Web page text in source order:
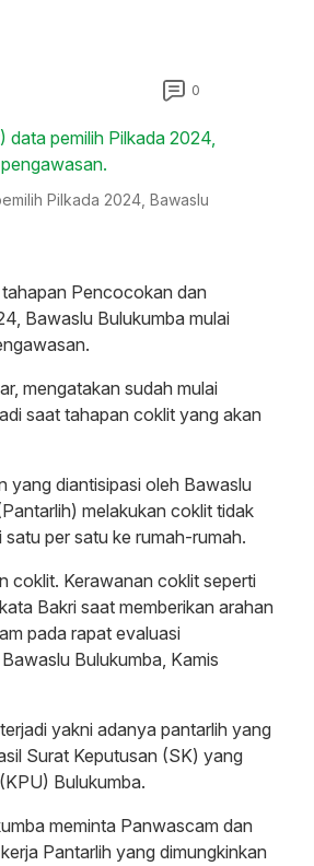
0
Pilkada 2024, Bawaslu
Pencocokan dan
Bawaslu Bulukumba mulai
mengatakan sudah mulai
saat tahapan coklit yang akan
yang diantisipasi oleh Bawaslu
melakukan coklit tidak
per satu ke rumah-rumah.
coklit. Kerawanan coklit seperti
Bakri saat memberikan arahan
pada rapat evaluasi
Bulukumba, Kamis
yakni adanya pantarlih yang
Surat Keputusan (SK) yang
Bulukumba.
meminta Panwascam dan
Pantarlih yang dimungkinkan